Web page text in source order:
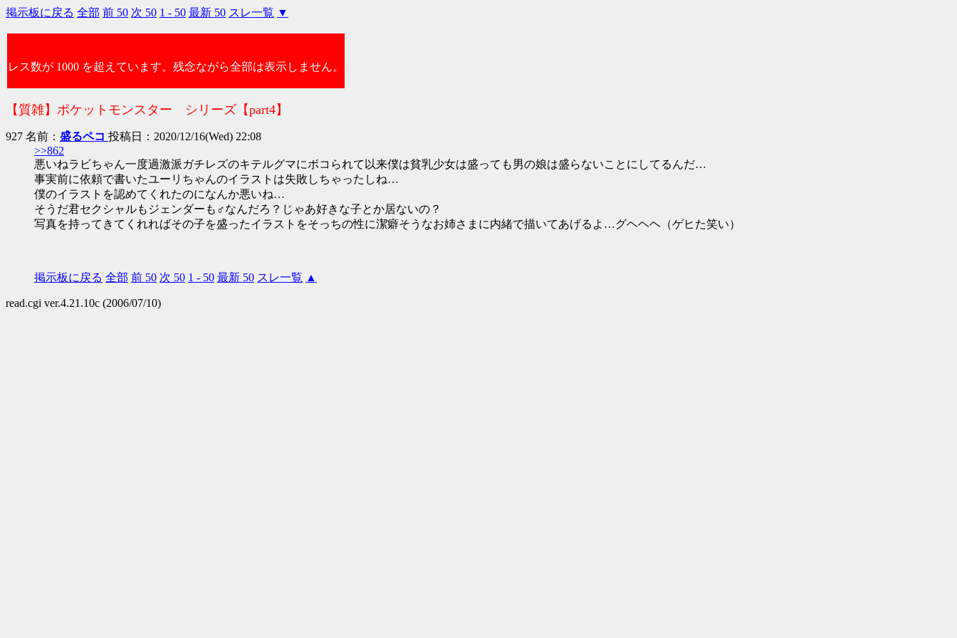
掲示板に戻る 全部 前 50 次 50 1 - 50 最新 50 スレ一覧 ▼
レス数が 1000 を超えています。残念ながら全部は表示しません。
【質雑】ポケットモンスター シリーズ【part4】
927 名前： 盛るペコ 投稿日：2020/12/16(Wed) 22:08
>>862
悪いねラビちゃん一度過激派ガチレズのキテルグマにボコられて以来僕は貧乳少女は盛っても男の娘は盛らないことにしてるんだ…
事実前に依頼で書いたユーリちゃんのイラストは失敗しちゃったしね…
僕のイラストを認めてくれたのになんか悪いね…
そうだ君セクシャルもジェンダーも♂なんだろ？じゃあ好きな子とか居ないの？
写真を持ってきてくれればその子を盛ったイラストをそっちの性に潔癖そうなお姉さまに内緒で描いてあげるよ…グヘヘヘ（ゲヒた笑い）
掲示板に戻る 全部 前 50 次 50 1 - 50 最新 50 スレ一覧 ▲
read.cgi ver.4.21.10c (2006/07/10)